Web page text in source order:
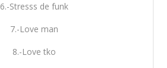
6.-Stresss de funk
7.-Love man
8.-Love tko